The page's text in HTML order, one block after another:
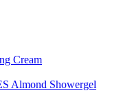
Cream
Almond Showergel